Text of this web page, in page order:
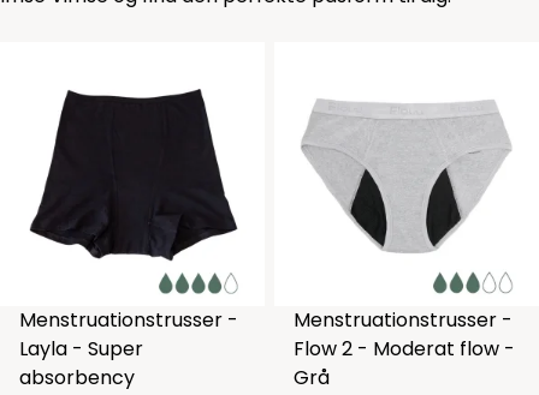
Menstruationstrusser -
Layla - Super
absorbency
Menstruationstrusser -
Flow 2 - Moderat flow -
Grå